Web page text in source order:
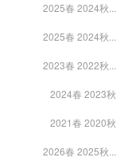
2025春 2024秋...
2025春 2024秋...
2023春 2022秋...
2024春 2023秋
2021春 2020秋
2026春 2025秋...